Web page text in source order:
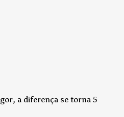
a diferença se torna 5